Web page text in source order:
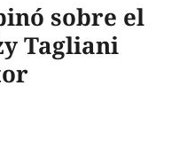
sobre el
Tagliani